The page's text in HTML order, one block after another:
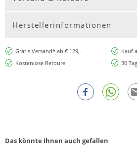
Herstellerinformationen
Gratis Versand* ab € 129,-
Kauf
Kostenlose Retoure
30
Das könnte Ihnen auch gefallen